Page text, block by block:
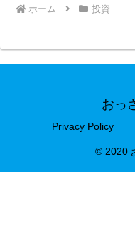
ホーム 投資
おっ
Privacy Policy
© 2020